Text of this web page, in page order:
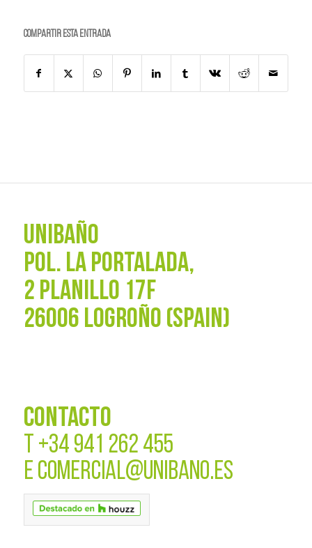
Compartir esta entrada
UNIBAÑO
POL. La Portalada,
2 PLANILLO 17F
26006 LOGROÑO (SPAIN)
CONTACTO
T +34 941 262 455
E COMERCIAL@UNIBANO.ES